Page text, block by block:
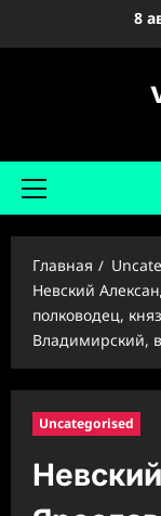
8
Основное
Главная
Невский
полководец,
Владимирский,
Uncategorised